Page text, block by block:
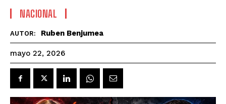
NACIONAL
AUTOR: Ruben Benjumea
mayo 22, 2026